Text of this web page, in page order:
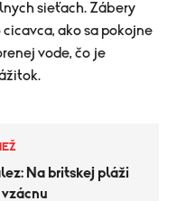
sieťach. Zábery
ako sa pokojne
vode, čo je
Na britskej pláži